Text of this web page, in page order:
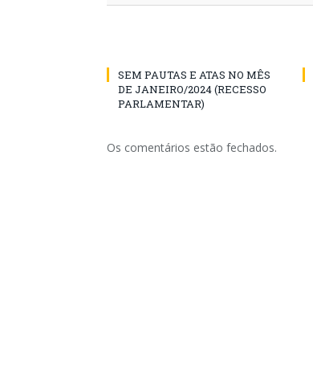
SEM PAUTAS E ATAS NO MÊS
DE JANEIRO/2024 (RECESSO
PARLAMENTAR)
Os comentários estão fechados.